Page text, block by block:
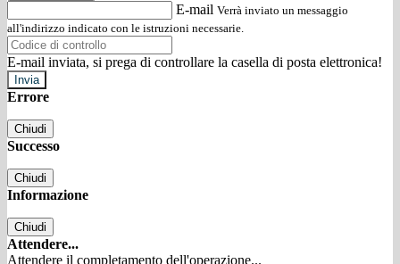
E-mail Verrà inviato un messaggio
all'indirizzo indicato con le istruzioni necessarie.
E-mail inviata, si prega di controllare la casella di posta elettronica!
Errore
Chiudi
Successo
Chiudi
Informazione
Chiudi
Attendere...
Attendere il completamento dell'operazione...